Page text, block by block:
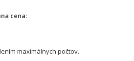
cena
maximálnych počtov.